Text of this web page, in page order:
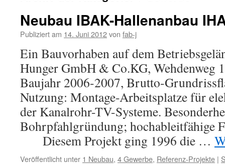
Neubau IBAK-Hallenanbau
Publiziert am 14. Juni 2012von fab-j
Ein Bauvorhaben auf dem
Hunger GmbH & Co.KG, Wehdenweg
Baujahr 2006-2007, Brutto-
Nutzung: Montage-Arbeitsplatze für
der Kanalrohr-TV-Systeme.
Bohrpfahlgründung; hochableitfähige
Diesem Projekt ging 1996 die …
Veröffentlicht unter 1 Neubau, 4 Gewerbe, Referenz-Projekte |